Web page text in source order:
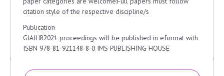
citation style of the respective discipline/s
Publication
GIAIHR2021 proceedings will be published in eformat with
ISBN 978-81-921148-8-0 IMS PUBLISHING HOUSE